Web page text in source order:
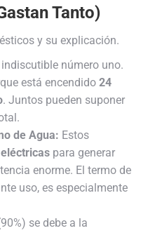
Tanto)
y su explicación.
indiscutible número uno.
está encendido 24
. Juntos pueden suponer
de Agua: Estos
para generar
enorme. El termo de
uso, es especialmente
se debe a la